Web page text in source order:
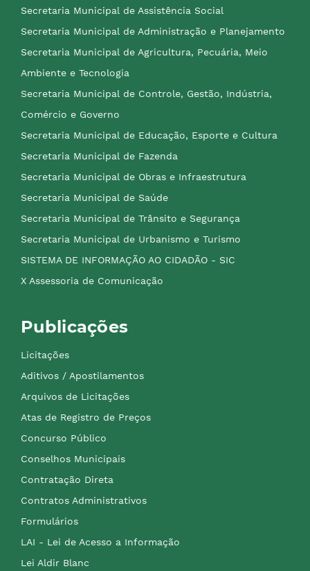
Secretaria Municipal de Assistência Social
Secretaria Municipal de Administração e Planejamento
Secretaria Municipal de Agricultura, Pecuária, Meio
Ambiente e Tecnologia
Secretaria Municipal de Controle, Gestão, Indústria,
Comércio e Governo
Secretaria Municipal de Educação, Esporte e Cultura
Secretaria Municipal de Fazenda
Secretaria Municipal de Obras e Infraestrutura
Secretaria Municipal de Saúde
Secretaria Municipal de Trânsito e Segurança
Secretaria Municipal de Urbanismo e Turismo
SISTEMA DE INFORMAÇÃO AO CIDADÃO - SIC
X Assessoria de Comunicação
Publicações
Licitações
Aditivos / Apostilamentos
Arquivos de Licitações
Atas de Registro de Preços
Concurso Público
Conselhos Municipais
Contratação Direta
Contratos Administrativos
Formulários
LAI - Lei de Acesso a Informação
Lei Aldir Blanc